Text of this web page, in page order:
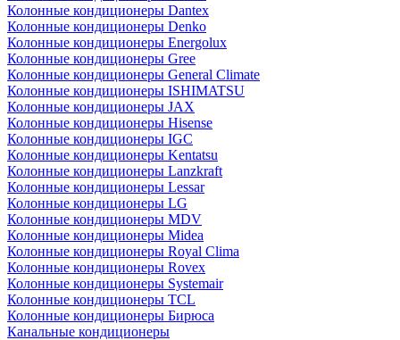
Колонные кондиционеры Dantex
Колонные кондиционеры Denko
Колонные кондиционеры Energolux
Колонные кондиционеры Gree
Колонные кондиционеры General Climate
Колонные кондиционеры ISHIMATSU
Колонные кондиционеры JAX
Колонные кондиционеры Hisense
Колонные кондиционеры IGC
Колонные кондиционеры Kentatsu
Колонные кондиционеры Lanzkraft
Колонные кондиционеры Lessar
Колонные кондиционеры LG
Колонные кондиционеры MDV
Колонные кондиционеры Midea
Колонные кондиционеры Royal Clima
Колонные кондиционеры Rovex
Колонные кондиционеры Systemair
Колонные кондиционеры TCL
Колонные кондиционеры Бирюса
Канальные кондиционеры